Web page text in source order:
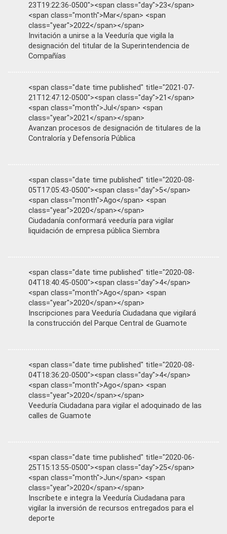
23T19:22:36-0500"><span class="day">23</span>
<span class="month">Mar</span> <span
class="year">2022</span></span>
Invitación a unirse a la Veeduría que vigila la
designación del titular de la Superintendencia de
Compañías
<span class="date time published" title="2021-07-
21T12:47:12-0500"><span class="day">21</span>
<span class="month">Jul</span> <span
class="year">2021</span></span>
Avanzan procesos de designación de titulares de la
Contraloría y Defensoría Pública
<span class="date time published" title="2020-08-
05T17:05:43-0500"><span class="day">5</span>
<span class="month">Ago</span> <span
class="year">2020</span></span>
Ciudadanía conformará veeduría para vigilar
liquidación de empresa pública Siembra
<span class="date time published" title="2020-08-
04T18:40:45-0500"><span class="day">4</span>
<span class="month">Ago</span> <span
class="year">2020</span></span>
Inscripciones para Veeduría Ciudadana que vigilará
la construcción del Parque Central de Guamote
<span class="date time published" title="2020-08-
04T18:36:20-0500"><span class="day">4</span>
<span class="month">Ago</span> <span
class="year">2020</span></span>
Veeduría Ciudadana para vigilar el adoquinado de las
calles de Guamote
<span class="date time published" title="2020-06-
25T15:13:55-0500"><span class="day">25</span>
<span class="month">Jun</span> <span
class="year">2020</span></span>
Inscríbete e integra la Veeduría Ciudadana para
vigilar la inversión de recursos entregados para el
deporte